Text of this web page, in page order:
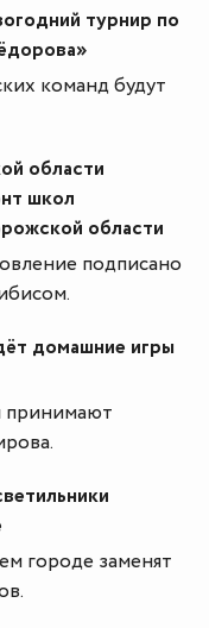
турнир по
команд будут
области
школ
области
подписано
домашние игры
принимают
городе заменят